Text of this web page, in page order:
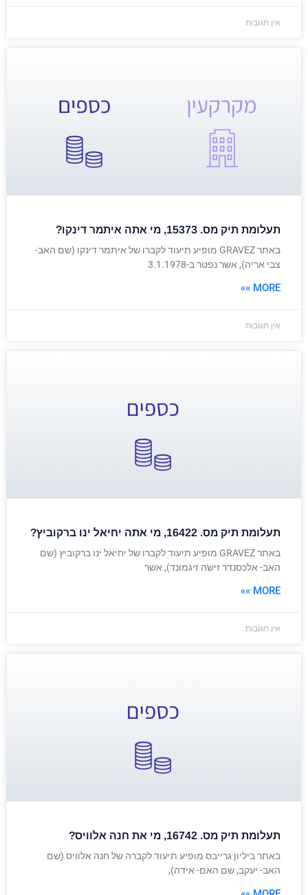
אין תגובות
תעלומת תיק מס. 15373, מי אתה איתמר דינקו?
באתר GRAVEZ מופיע תיעוד לקברו של איתמר דינקו (שם האב-
צבי אריה), אשר נפטר ב-3.1.1978
MORE »»
אין תגובות
תעלומת תיק מס. 16422, מי אתה יחיאל ינו ברקוביץ?
באתר GRAVEZ מופיע תיעוד לקברו של יחיאל ינו ברקוביץ (שם
האב- אלכסנדר זישה זיגמונד), אשר
MORE »»
אין תגובות
תעלומת תיק מס. 16742, מי את חנה אלוויס?
באתר ביליון גרייבס מופיע תיעוד לקברה של חנה אלוויס (שם
האב- יעקב, שם האם- אידה),